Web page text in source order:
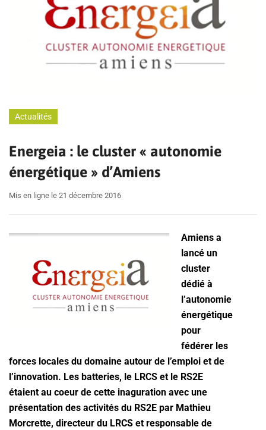
Actualités
Energeia : le cluster « autonomie
énergétique » d’Amiens
Mis en ligne le 21 décembre 2016
Amiens a
lancé un
cluster
dédié à
l’autonomie
énergétique
pour
fédérer les
forces locales du domaine autour de l’emploi et de
l’innovation. Les batteries, le LRCS et le RS2E
étaient au coeur de cette inaguration avec une
présentation des activités du RS2E par Mathieu
Morcrette, directeur du LRCS et responsable de